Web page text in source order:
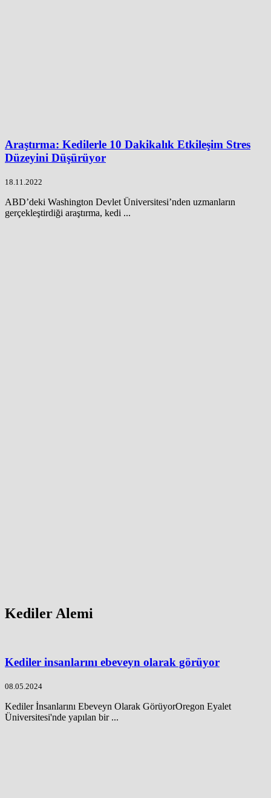
Araştırma: Kedilerle 10 Dakikalık Etkileşim Stres
Düzeyini Düşürüyor
18.11.2022
ABD’deki Washington Devlet Üniversitesi’nden uzmanların
gerçekleştirdiği araştırma, kedi ...
Kediler Alemi
Kediler insanlarını ebeveyn olarak görüyor
08.05.2024
Kediler İnsanlarını Ebeveyn Olarak GörüyorOregon Eyalet
Üniversitesi'nde yapılan bir ...